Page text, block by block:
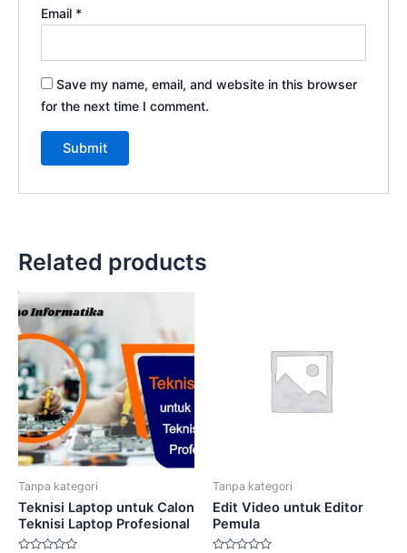
Email *
Save my name, email, and website in this browser
for the next time I comment.
Related products
Tanpa kategori
Teknisi Laptop untuk Calon
Teknisi Laptop Profesional
Tanpa kategori
Edit Video untuk Editor
Pemula